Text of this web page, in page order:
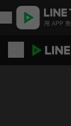
用 APP